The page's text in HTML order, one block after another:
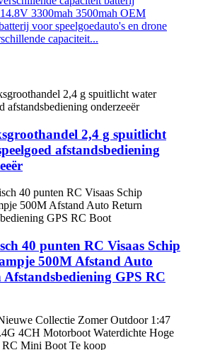
capaciteit...
2,4 g spuitlicht
afstandsbediening
40 punten RC Visaas Schip
500M Afstand Auto
GPS RC